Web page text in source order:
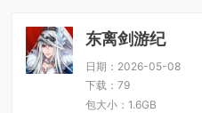
东离剑游纪
日期： 2026-05-08
下载：79
包大小：1.6GB